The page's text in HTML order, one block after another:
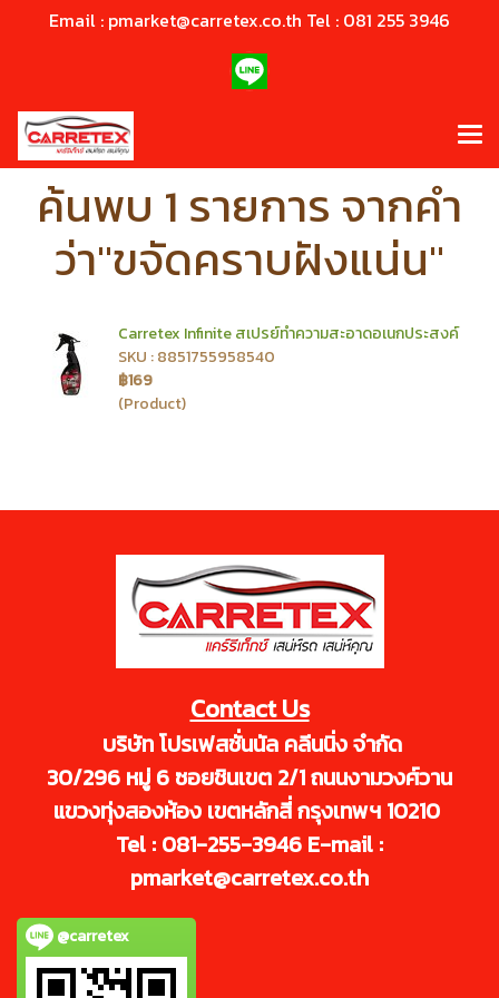
Email : pmarket@carretex.co.th Tel : 081 255 3946
ค้นพบ 1 รายการ จากคำ
ว่า"ขจัดคราบฝังแน่น"
Carretex Infinite สเปรย์ทำความสะอาดอเนกประสงค์
SKU : 8851755958540
฿169
(Product)
Contact Us
บริษัท โปรเฟสชั่นนัล คลีนนิ่ง จำกัด
30/296 หมู่ 6 ซอยชินเขต 2/1 ถนนงามวงศ์วาน
แขวงทุ่งสองห้อง เขตหลักสี่ กรุงเทพฯ 10210
Tel : 081-255-3946 E-mail :
pmarket@carretex.co.th
@carretex